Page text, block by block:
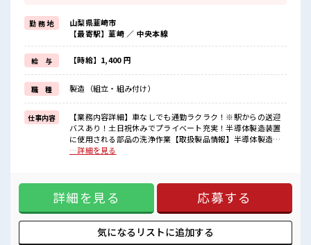
家族や友人と一緒にプライベート満喫！
≪動きやすい制服アリ≫
制服があるので、
毎日の服装の悩み解消♪
≪初めての仕事だけど自分にもできそう≫
新しいことにチャレンジするのは不安だけど、
しっかり働く環境が整っています！
イチからスキルUP・ステップUP目指していきましょう！
≪収入アップを目指せる≫
高時給だらけの派遣のお仕事です！
■職場の雰囲気
休憩室で楽しくランチ♪
私物の置きすぎには注意が必要ですね★
残業がしっかりあるお仕事！
勤 務 地
山梨県韮崎市
【最寄駅】韮崎 ／ 中央本線
給 与 【時給】1,400 円
職 種 製造（組立・組み付け）
仕事内容
【業務内容詳細】車なしでも通勤ラクラク！※駅からの送迎
バスあり！土日祝休みでプライベート充実！半導体製造装置
に使用される部品の洗浄作業【取扱製品情報】半導体製造装
置部品 ■お仕事PR ≪稼ぎたい人向け≫ 高収入を希望される方
制服アリ≫ 制服があるので、 毎日の服装の悩み解消♪ ≪初め
ての仕事だけど自分にもできそう≫ 新しいことにチャレンジ
するのは不安だけど、 しっかり働く環境が整っています！ イ
チからスキルUP・ステップUP目指していきましょう！ ≪収
入アップを目指せる≫ 高時給だらけの派遣のお仕事です！ ■
職場の雰囲気 休憩室で楽しくランチ♪ 時間があれば昼寝もし
…詳細を見る
詳細を見る 応募する
気になるリストに追加する